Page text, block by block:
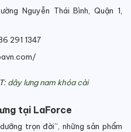
Nguyễn Thái Bình, Quận 1,
291 1347
dây lưng nam khóa cài
tại LaForce
trọn đời”, những sản phẩm